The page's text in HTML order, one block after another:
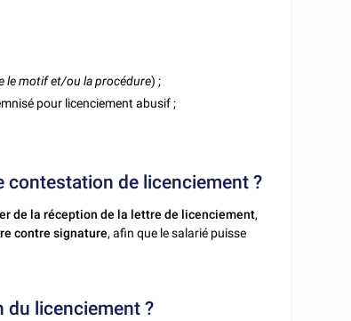
le motif et/ou la procédure) ;
pour licenciement abusif ;
contestation de licenciement ?
de la réception de la lettre de licenciement,
contre signature, afin que le salarié puisse
du licenciement ?